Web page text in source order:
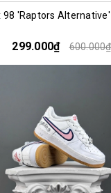
98 'Raptors
299.000₫ 600.000₫